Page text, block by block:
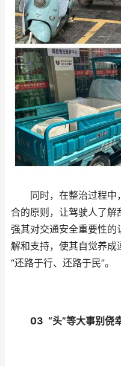
同时，在整治过程中
合的原则，让驾驶人了解
强其对交通安全重要性的
解和支持，使其自觉养成
“还路于行、还路于民”。
03 “头”等大事别侥